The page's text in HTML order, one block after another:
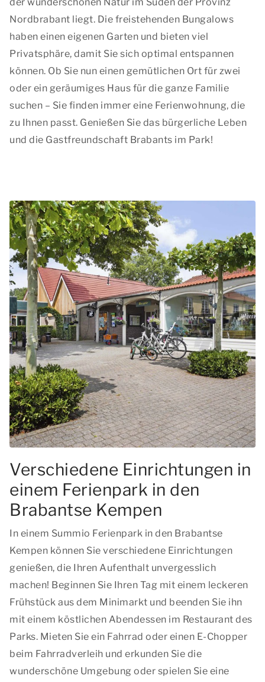
Nordbrabant liegt. Die freistehenden Bungalows
haben einen eigenen Garten und bieten viel
Privatsphäre, damit Sie sich optimal entspannen
können. Ob Sie nun einen gemütlichen Ort für zwei
oder ein geräumiges Haus für die ganze Familie
suchen – Sie finden immer eine Ferienwohnung, die
zu Ihnen passt. Genießen Sie das bürgerliche Leben
und die Gastfreundschaft Brabants im Park!
Verschiedene Einrichtungen in
einem Ferienpark in den
Brabantse Kempen
In einem Summio Ferienpark in den Brabantse
Kempen können Sie verschiedene Einrichtungen
genießen, die Ihren Aufenthalt unvergesslich
machen! Beginnen Sie Ihren Tag mit einem leckeren
Frühstück aus dem Minimarkt und beenden Sie ihn
mit einem köstlichen Abendessen im Restaurant des
Parks. Mieten Sie ein Fahrrad oder einen E-Chopper
beim Fahrradverleih und erkunden Sie die
wunderschöne Umgebung oder spielen Sie eine